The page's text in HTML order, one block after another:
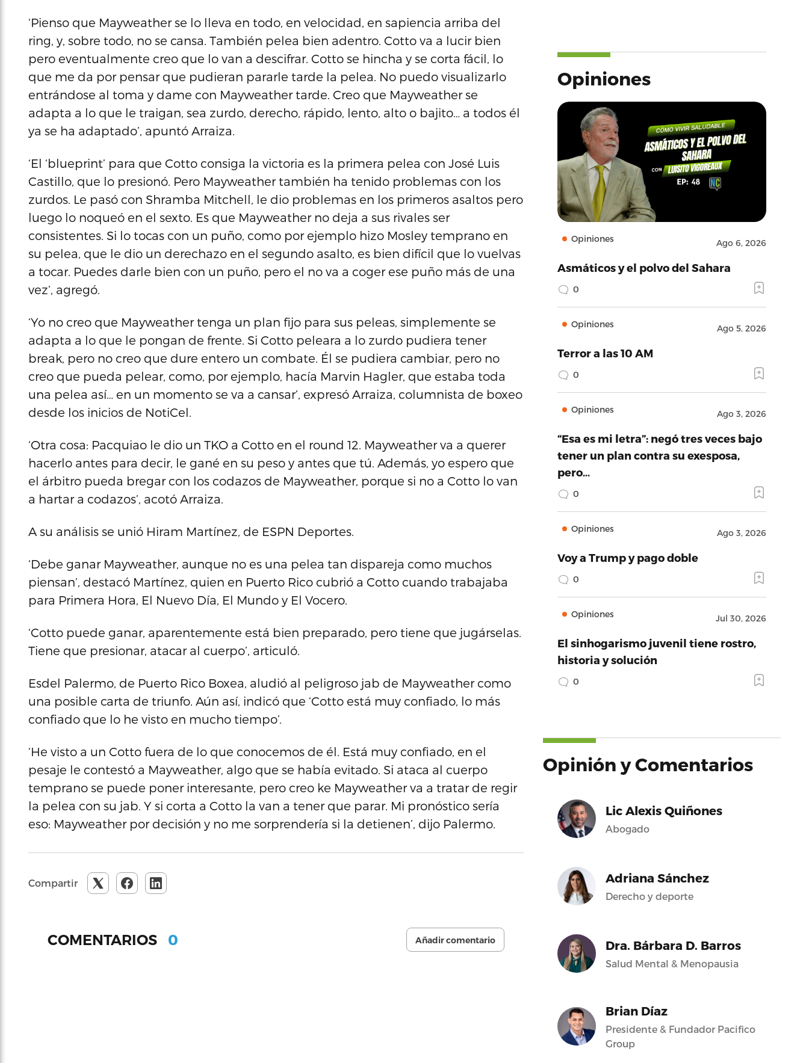
‘Pienso que Mayweather se lo lleva en todo, en velocidad, en sapiencia arriba del
ring, y, sobre todo, no se cansa. También pelea bien adentro. Cotto va a lucir bien
pero eventualmente creo que lo van a descifrar. Cotto se hincha y se corta fácil, lo
que me da por pensar que pudieran pararle tarde la pelea. No puedo visualizarlo
entrándose al toma y dame con Mayweather tarde. Creo que Mayweather se
adapta a lo que le traigan, sea zurdo, derecho, rápido, lento, alto o bajito… a todos él
ya se ha adaptado’, apuntó Arraiza.
‘El ‘blueprint’ para que Cotto consiga la victoria es la primera pelea con José Luis
Castillo, que lo presionó. Pero Mayweather también ha tenido problemas con los
zurdos. Le pasó con Shramba Mitchell, le dio problemas en los primeros asaltos pero
luego lo noqueó en el sexto. Es que Mayweather no deja a sus rivales ser
consistentes. Si lo tocas con un puño, como por ejemplo hizo Mosley temprano en
su pelea, que le dio un derechazo en el segundo asalto, es bien difícil que lo vuelvas
a tocar. Puedes darle bien con un puño, pero el no va a coger ese puño más de una
vez’, agregó.
‘Yo no creo que Mayweather tenga un plan fijo para sus peleas, simplemente se
adapta a lo que le pongan de frente. Si Cotto peleara a lo zurdo pudiera tener
break, pero no creo que dure entero un combate. Él se pudiera cambiar, pero no
creo que pueda pelear, como, por ejemplo, hacía Marvin Hagler, que estaba toda
una pelea así… en un momento se va a cansar’, expresó Arraiza, columnista de boxeo
desde los inicios de NotiCel.
‘Otra cosa: Pacquiao le dio un TKO a Cotto en el round 12. Mayweather va a querer
hacerlo antes para decir, le gané en su peso y antes que tú. Además, yo espero que
el árbitro pueda bregar con los codazos de Mayweather, porque si no a Cotto lo van
a hartar a codazos’, acotó Arraiza.
A su análisis se unió Hiram Martínez, de ESPN Deportes.
‘Debe ganar Mayweather, aunque no es una pelea tan dispareja como muchos
piensan’, destacó Martínez, quien en Puerto Rico cubrió a Cotto cuando trabajaba
para Primera Hora, El Nuevo Día, El Mundo y El Vocero.
‘Cotto puede ganar, aparentemente está bien preparado, pero tiene que jugárselas.
Tiene que presionar, atacar al cuerpo’, articuló.
Esdel Palermo, de Puerto Rico Boxea, aludió al peligroso jab de Mayweather como
una posible carta de triunfo. Aún así, indicó que ‘Cotto está muy confiado, lo más
confiado que lo he visto en mucho tiempo’.
‘He visto a un Cotto fuera de lo que conocemos de él. Está muy confiado, en el
pesaje le contestó a Mayweather, algo que se había evitado. Si ataca al cuerpo
temprano se puede poner interesante, pero creo ke Mayweather va a tratar de regir
la pelea con su jab. Y si corta a Cotto la van a tener que parar. Mi pronóstico sería
eso: Mayweather por decisión y no me sorprendería si la detienen’, dijo Palermo.
Compartir
COMENTARIOS 0 Añadir comentario
Opiniones
Opiniones Ago 6, 2026
Asmáticos y el polvo del Sahara
0
Opiniones Ago 5, 2026
Terror a las 10 AM
0
Opiniones Ago 3, 2026
“Esa es mi letra”: negó tres veces bajo
tener un plan contra su exesposa,
pero…
0
Opiniones Ago 3, 2026
Voy a Trump y pago doble
0
Opiniones Jul 30, 2026
El sinhogarismo juvenil tiene rostro,
historia y solución
0
Opinión y Comentarios
Lic Alexis Quiñones
Abogado
Adriana Sánchez
Derecho y deporte
Dra. Bárbara D. Barros
Salud Mental & Menopausia
Brian Díaz
Presidente & Fundador Pacifico
Group